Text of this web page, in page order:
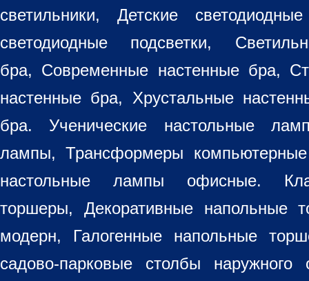
светильники, Детские
светодиодные подсветки,
бра, Современные настенные бра,
настенные бра, Хрустальные
бра. Ученические настольные
лампы, Трансформеры
настольные лампы офисные.
торшеры, Декоративные напольные
модерн, Галогенные напольные
садово-парковые столбы